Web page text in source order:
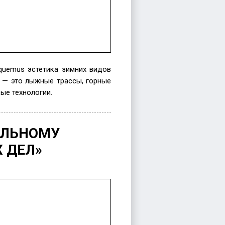
эстетика зимних видов
— это лыжные трассы, горные
технологии.
ДЕЛ»